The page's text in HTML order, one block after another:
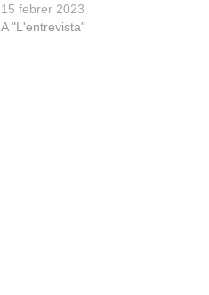
15 febrer 2023
A "L'entrevista"